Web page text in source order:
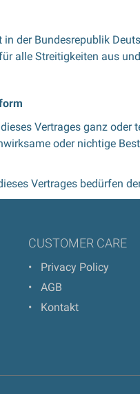
der Bundesrepublik
alle Streitigkeiten aus
Vertrages ganz
oder nichtige
Vertrages bedürfen
CUSTOMER CARE
Privacy Policy
AGB
Kontakt